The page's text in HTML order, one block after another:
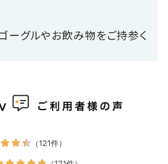
グルやお飲み物をご持参く